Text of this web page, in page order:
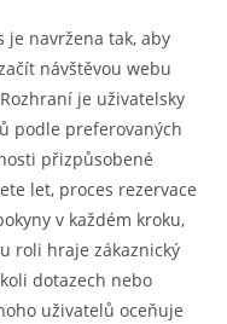
je navržena tak, aby
návštěvou webu
je uživatelsky
podle preferovaných
přizpůsobené
let, proces rezervace
v každém kroku,
roli hraje zákaznický
dotazech nebo
uživatelů oceňuje